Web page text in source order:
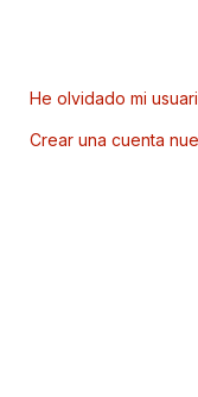
He olvidado mi
Crear una cuenta